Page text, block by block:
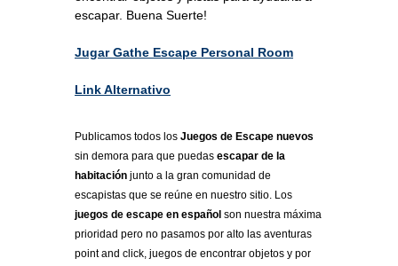
escapar. Buena Suerte!
Jugar Gathe Escape Personal Room
Link Alternativo
Publicamos todos los Juegos de Escape nuevos
sin demora para que puedas escapar de la
habitación junto a la gran comunidad de
escapistas que se reúne en nuestro sitio. Los
juegos de escape en español son nuestra máxima
prioridad pero no pasamos por alto las aventuras
point and click, juegos de encontrar objetos y por